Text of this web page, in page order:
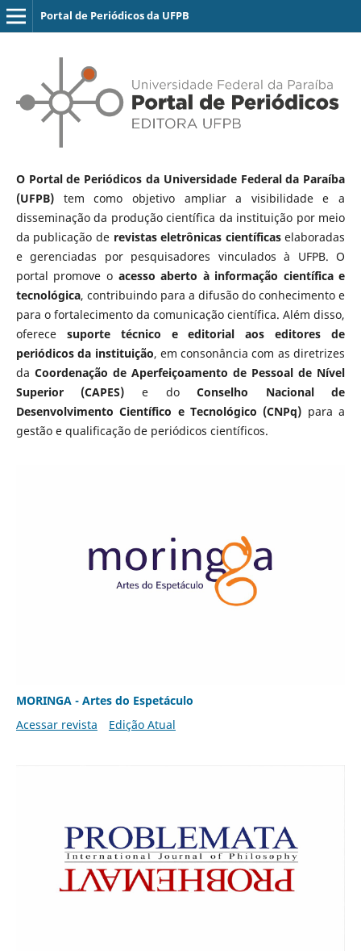
Portal de Periódicos da UFPB
O Portal de Periódicos da Universidade Federal da Paraíba
(UFPB)tem como objetivo ampliar a visibilidade e a
disseminação da produção científica da instituição por meio
da publicação de revistas eletrônicas científicaselaboradas
e gerenciadas por pesquisadores vinculados à UFPB. O
portal promove o acesso aberto à informação científica e
tecnológica, contribuindo para a difusão do conhecimento e
para o fortalecimento da comunicação científica. Além disso,
oferece suporte técnico e editorial aos editores de
periódicos da instituição, em consonância com as diretrizes
da Coordenação de Aperfeiçoamento de Pessoal de Nível
Superior (CAPES) e doConselho Nacional de
Desenvolvimento Científico e Tecnológico (CNPq) para a
gestão e qualificação de periódicos científicos.
MORINGA - Artes do Espetáculo
Acessar revista
Edição Atual